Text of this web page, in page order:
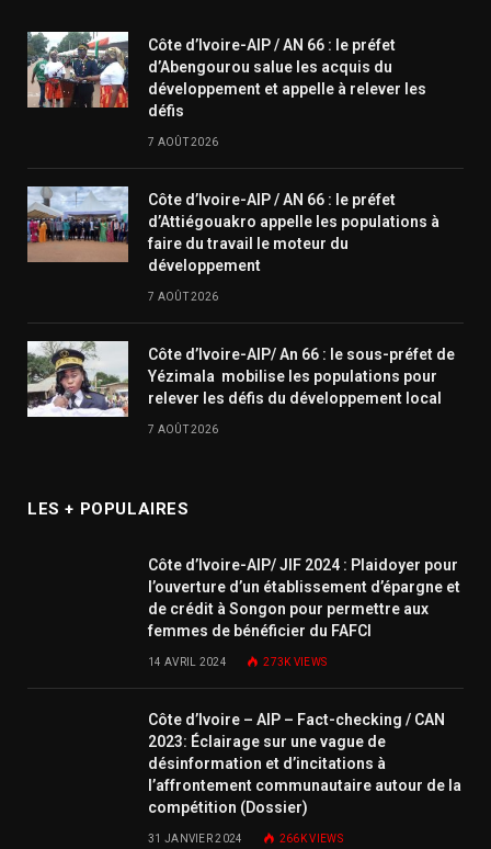
Côte d’Ivoire-AIP / AN 66 : le préfet
d’Abengourou salue les acquis du
développement et appelle à relever les
défis
7 AOÛT 2026
Côte d’Ivoire-AIP / AN 66 : le préfet
d’Attiégouakro appelle les populations à
faire du travail le moteur du
développement
7 AOÛT 2026
Côte d’Ivoire-AIP/ An 66 : le sous-préfet de
Yézimala mobilise les populations pour
relever les défis du développement local
7 AOÛT 2026
LES + POPULAIRES
Côte d’Ivoire-AIP/ JIF 2024 : Plaidoyer pour
l’ouverture d’un établissement d’épargne et
de crédit à Songon pour permettre aux
femmes de bénéficier du FAFCI
14 AVRIL 2024 273K VIEWS
Côte d’Ivoire – AIP – Fact-checking / CAN
2023: Éclairage sur une vague de
désinformation et d’incitations à
l’affrontement communautaire autour de la
compétition (Dossier)
31 JANVIER 2024 266KVIEWS